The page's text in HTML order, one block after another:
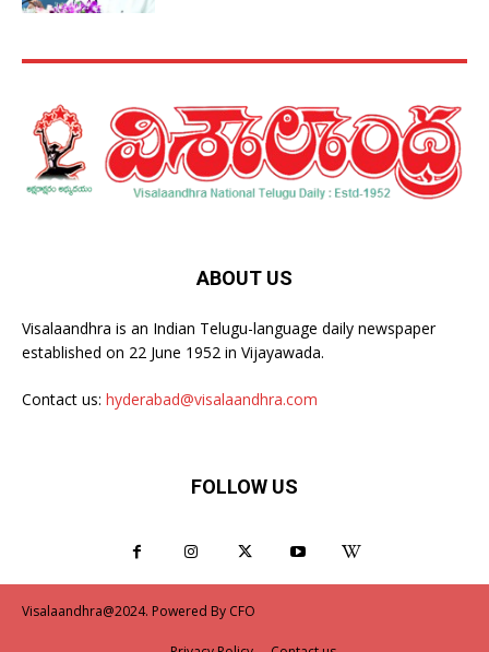
ABOUT US
Visalaandhra is an Indian Telugu-language daily newspaper
established on 22 June 1952 in Vijayawada.
Contact us: hyderabad@visalaandhra.com
FOLLOW US
Visalaandhra@2024. Powered By CFO